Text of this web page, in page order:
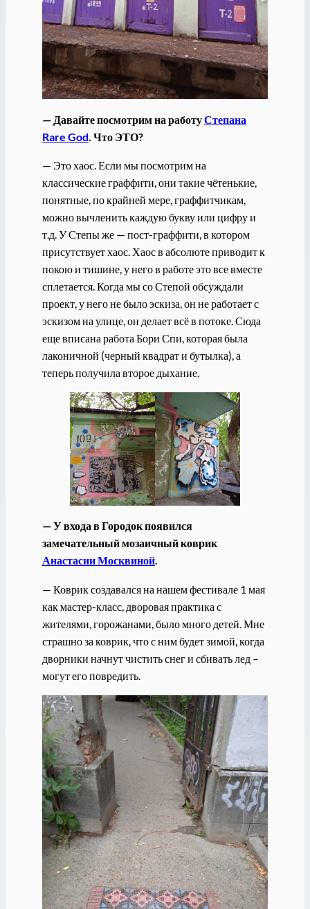
— Давайте посмотрим на работуСтепана
Rare God . Что ЭТО?
— Это хаос. Если мы посмотрим на
классические граффити, они такие чётенькие,
понятные, по крайней мере, граффитчикам,
можно вычленить каждую букву или цифру и
т.д. У Степы же — пост-граффити, в котором
присутствует хаос. Хаос в абсолюте приводит к
покою и тишине, у него в работе это все вместе
сплетается. Когда мы со Степой обсуждали
проект, у него не было эскиза, он не работает с
эскизом на улице, он делает всё в потоке. Сюда
еще вписана работа Бори Спи, которая была
лаконичной (черный квадрат и бутылка), а
теперь получила второе дыхание.
— У входа в Городок появился
замечательный мозаичный коврик
Анастасии Москвиной.
— Коврик создавался на нашем фестивале 1 мая
как мастер-класс, дворовая практика с
жителями, горожанами, было много детей. Мне
страшно за коврик, что с ним будет зимой, когда
дворники начнут чистить снег и сбивать лед –
могут его повредить.